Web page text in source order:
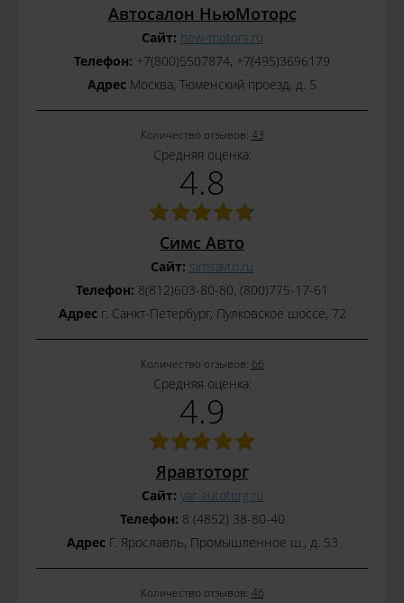
Автосалон НьюМоторс
Сайт: new-motors.ru
Телефон: +7(800)5507874, +7(495)3696179
Адрес Москва, Тюменский проезд, д. 5
Количество отзывов: 43
Средняя оценка:
4.8
Симс Авто
Сайт: simsavto.ru
Телефон: 8(812)603-80-80, (800)775-17-61
Адресг. Санкт-Петербург, Пулковское шоссе, 72
Количество отзывов: 66
Средняя оценка:
4.9
Яравтоторг
Сайт: yar-autotorg.ru
Телефон: 8 (4852) 38-80-40
АдресГ. Ярославль, Промышленное ш., д. 53
Количество отзывов: 46